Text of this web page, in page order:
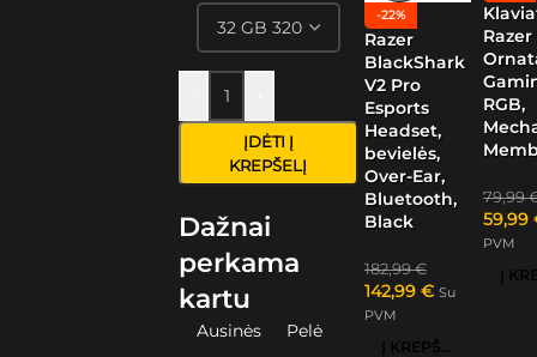
ĮDĖTI Į
KREPŠELĮ
Dažnai
perkama
kartu
Ausinės Pelė
-22%
Razer
BlackShark
V2 Pro
Esports
Headset,
bevielės,
Over-Ear,
Bluetooth,
Black
182,99€
142,99 € Su
PVM
Į KREPŠELĮ
Razer
RGB,
79,99
59,99
PVM